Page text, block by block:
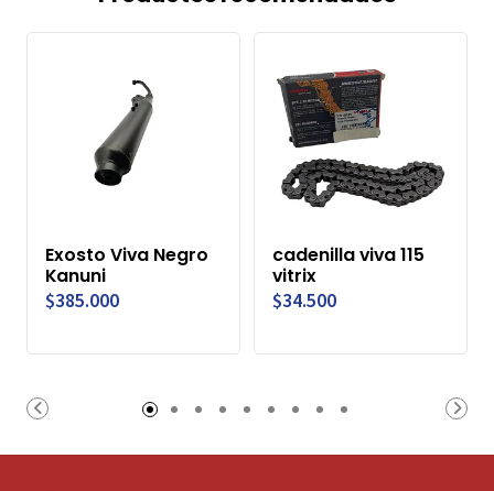
Exosto Viva Negro
Kanuni
$385.000
cadenilla viva 115
vitrix
$34.500